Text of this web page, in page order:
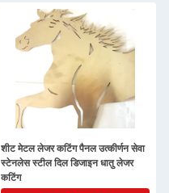
शीट मेटल लेजर कटिंग पैनल उत्कीर्णन सेवा
स्टेनलेस स्टील दिल डिजाइन धातु लेजर
कटिंग